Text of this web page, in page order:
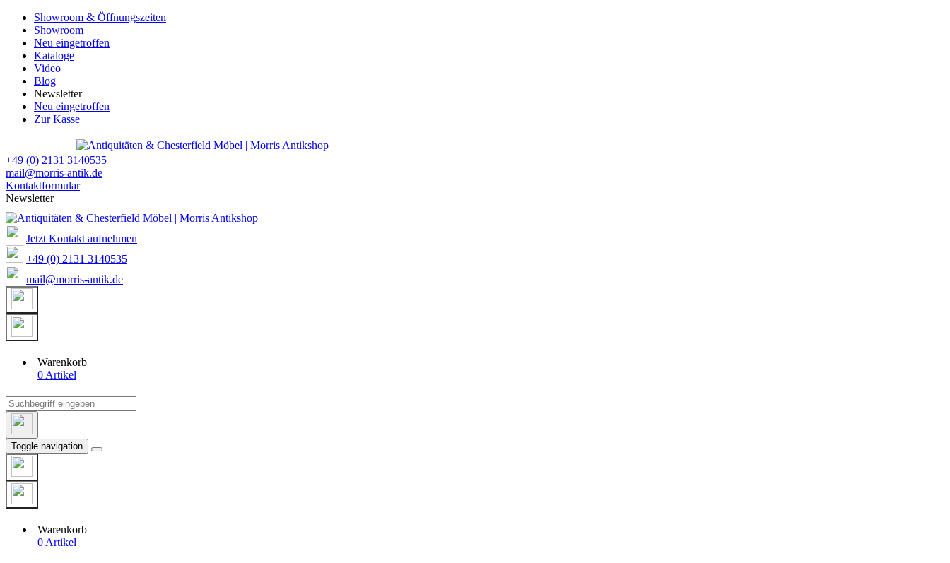
Showroom & Öffnungszeiten
Showroom
Neu eingetroffen
Kataloge
Video
Blog
Newsletter
Neu eingetroffen
Zur Kasse
+49 (0) 2131 3140535
mail@morris-antik.de
Kontaktformular
Newsletter
Jetzt Kontakt aufnehmen
+49 (0) 2131 3140535
mail@morris-antik.de
Warenkorb
0 Artikel
Toggle navigation
Warenkorb
0 Artikel